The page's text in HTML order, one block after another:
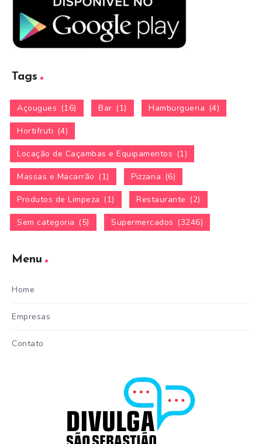
Tags
Açougues (16) Bar (1) Hamburgueria (4)
Hortifruti (4)
Locação de Caçambas e Equipamentos (1)
Massas e Macarrão (1) Pizzaria (6)
Produtos de Limpeza (1) Restaurante (2)
Sem categoria (5) Supermercados (3246)
Menu
Home
Empresas
Contato